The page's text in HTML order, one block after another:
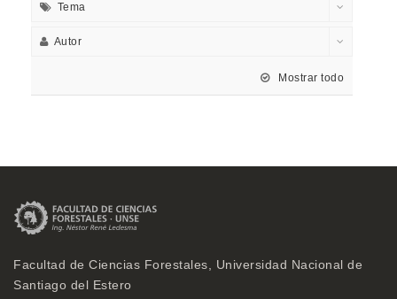
Tema
Autor
Mostrar todo
Facultad de Ciencias Forestales, Universidad Nacional de
Santiago del Estero